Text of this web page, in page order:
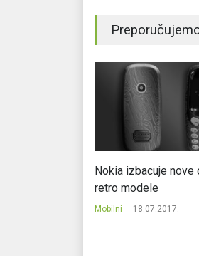
Nokia izbacuje nove
retro modele
Mobilni 18.07.2017.